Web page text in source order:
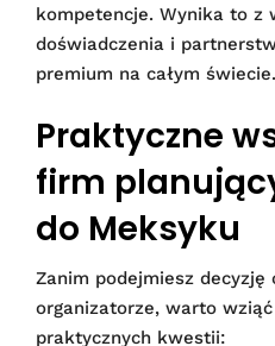
kompetencje. Wynika to z
doświadczenia i
premium na całym świecie.
Praktyczne
firm
do Meksyku
Zanim podejmiesz decyzję
organizatorze, warto
praktycznych kwestii: